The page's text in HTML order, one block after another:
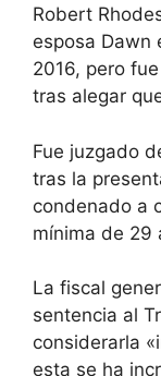
Robert
esposa Dawn
2016, pero
tras alegar
Fue juzgado
tras la
condenado a
mínima de 29
La fiscal
sentencia al
considerarla
esta se ha